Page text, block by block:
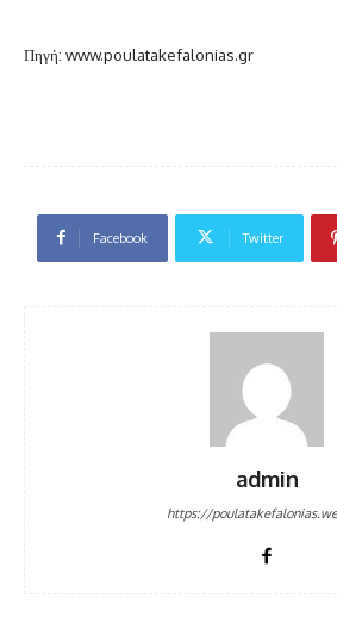
Πηγή: www.poulatakefalonias.gr
Facebook Twitter
admin
https://